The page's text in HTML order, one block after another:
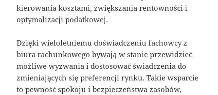
kierowania kosztami, zwiększania rentowności i
optymalizacji podatkowej.
Dzięki wieloletniemu doświadczeniu fachowcy z
biura rachunkowego bywają w stanie przewidzieć
możliwe wyzwania i dostosować świadczenia do
zmieniających się preferencji rynku. Takie wsparcie
to pewność spokoju i bezpieczeństwa zasobów,